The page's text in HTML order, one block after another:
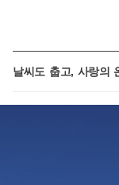
날씨도 춥고, 사랑의